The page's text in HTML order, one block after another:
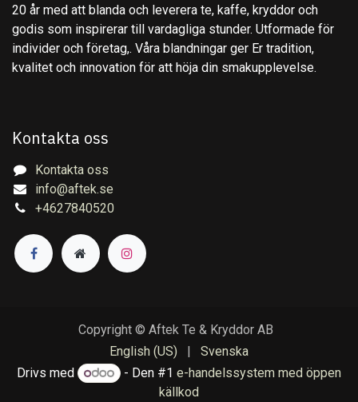
20 år med att blanda och leverera te, kaffe, kryddor och
godis som inspirerar till vardagliga stunder. Utformade för
individer och företag,. Våra blandningar ger Er tradition,
kvalitet och innovation för att höja din smakupplevelse.
Kontakta oss
Kontakta oss
info@aftek.se
+4627840520
Copyright © Aftek Te & Kryddor AB
English (US)
|
Svenska
Drivs med
- Den #1e-handelssystem med öppen
källkod